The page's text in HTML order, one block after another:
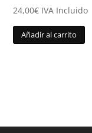
24,00€ IVA Incluido
Añadir al carrito